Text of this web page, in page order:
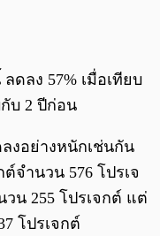
ลง 57% เมื่อเทียบ
บ 2 ปีก่อน
งอย่างหนักเช่นกัน
จำนวน 576 โปรเจ
น 255 โปรเจกต์ แต่
โปรเจกต์